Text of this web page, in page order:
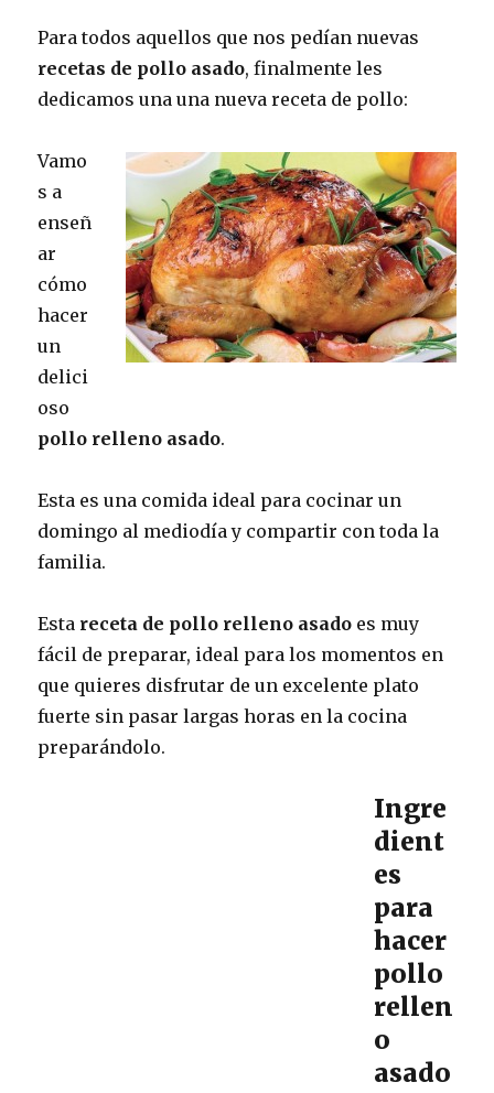
Para todos aquellos que nos pedían nuevas
recetas de pollo asado, finalmente les
dedicamos una una nueva receta de pollo:
Vamo
s a
enseñ
ar
cómo
hacer
un
delici
oso
pollo relleno asado.
Esta es una comida ideal para cocinar un
domingo al mediodía y compartir con toda la
familia.
Esta receta de pollo relleno asado es muy
fácil de preparar, ideal para los momentos en
que quieres disfrutar de un excelente plato
fuerte sin pasar largas horas en la cocina
preparándolo.
Ingre
dient
es
para
hacer
pollo
rellen
o
asado